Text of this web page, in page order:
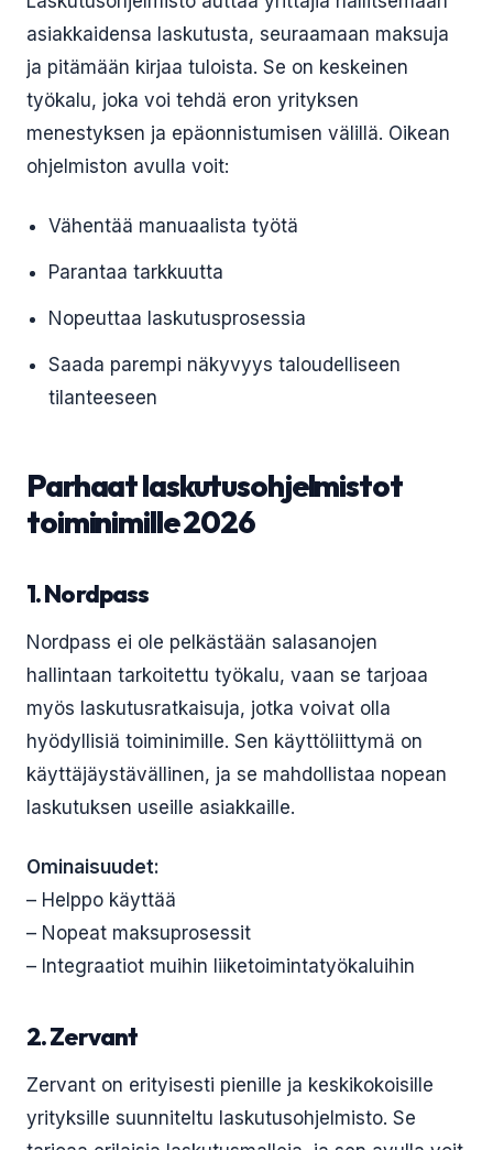
asiakkaidensa laskutusta, seuraamaan maksuja
ja pitämään kirjaa tuloista. Se on keskeinen
työkalu, joka voi tehdä eron yrityksen
menestyksen ja epäonnistumisen välillä. Oikean
ohjelmiston avulla voit:
Vähentää manuaalista työtä
Parantaa tarkkuutta
Nopeuttaa laskutusprosessia
Saada parempi näkyvyys taloudelliseen
tilanteeseen
Parhaat laskutusohjelmistot
toiminimille 2026
1. Nordpass
Nordpass ei ole pelkästään salasanojen
hallintaan tarkoitettu työkalu, vaan se tarjoaa
myös laskutusratkaisuja, jotka voivat olla
hyödyllisiä toiminimille. Sen käyttöliittymä on
käyttäjäystävällinen, ja se mahdollistaa nopean
laskutuksen useille asiakkaille.
Ominaisuudet:
– Helppo käyttää
– Nopeat maksuprosessit
– Integraatiot muihin liiketoimintatyökaluihin
2. Zervant
Zervant on erityisesti pienille ja keskikokoisille
yrityksille suunniteltu laskutusohjelmisto. Se